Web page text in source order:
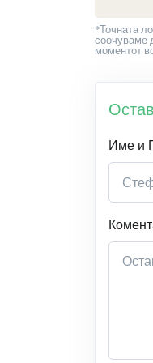
*Точната
соочуваме
моментот
Име и